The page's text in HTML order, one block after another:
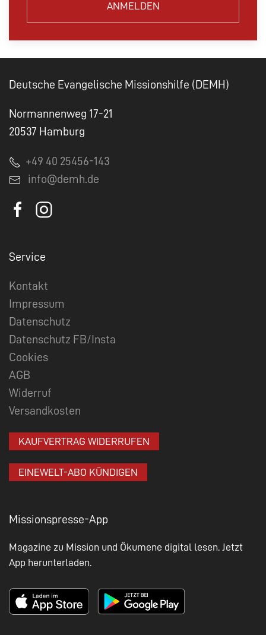
ANMELDEN
Deutsche Evangelische Missionshilfe (DEMH)
Normannenweg 17-21
20537 Hamburg
+49 40 25456-143
info@demh.de
Service
Kontakt
Impressum
Datenschutz
Datenschutz FB/Insta
Cookies
AGB
Widerruf
Versandkosten
KAUFVERTRAG WIDERRUFEN
EINEWELT-ABO KÜNDIGEN
Missionspresse-App
Magazine zu Mission und Ökumene digital lesen. Jetzt
App herunterladen.